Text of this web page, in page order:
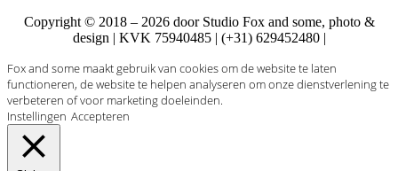
Copyright © 2018 – 2026 door Studio Fox and some, photo &
design | KVK 75940485 | (+31) 629452480 |
Fox and some maakt gebruik van cookies om de website te laten
functioneren, de website te helpen analyseren om onze dienstverlening te
verbeteren of voor marketing doeleinden.
Instellingen Accepteren